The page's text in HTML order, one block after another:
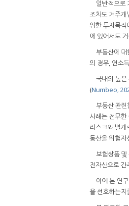
일반적으로
조차도 거주개
위한 투자목적
에 있어서도
부동산에 대
의 경우, 연소
국내의 높
(Numbeo,
부동산 관
사례는 전무한
리스크와 별
동산을 위험자
보험상품
전자산으로 간
이에 본 연
을 선호하는지